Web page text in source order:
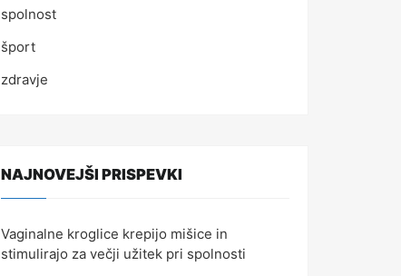
spolnost
šport
zdravje
NAJNOVEJŠI PRISPEVKI
Vaginalne kroglice krepijo mišice in
stimulirajo za večji užitek pri spolnosti